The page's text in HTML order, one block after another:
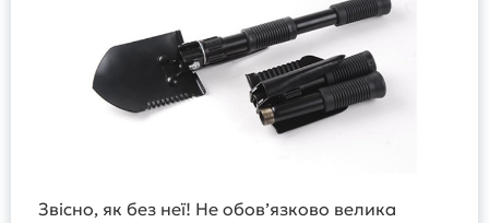
Звісно, як без неї! Не обов’язково велика